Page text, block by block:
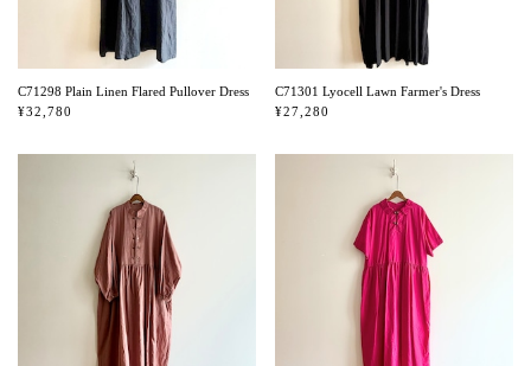
C71298 Plain Linen Flared Pullover Dress
¥32,780
C71301 Lyocell Lawn Farmer's Dress
¥27,280